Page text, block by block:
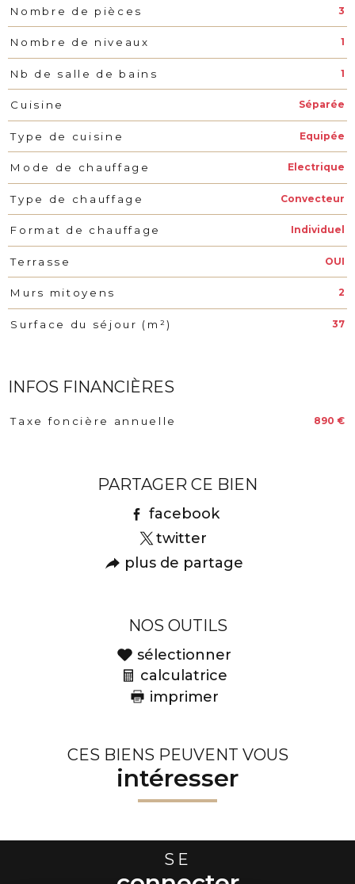
Nombre de pièces 3
Nombre de niveaux 1
Nb de salle de bains 1
Cuisine Séparée
Type de cuisine Equipée
Mode de chauffage Electrique
Type de chauffage Convecteur
Format de chauffage Individuel
Terrasse OUI
Murs mitoyens 2
Surface du séjour (m²) 37
INFOS FINANCIÈRES
Caractéristiques Valeurs
Taxe foncière annuelle 890 €
PARTAGER CE BIEN
facebook
twitter
plus de partage
NOS OUTILS
sélectionner
calculatrice
imprimer
CES BIENS PEUVENT VOUS
intéresser
SE